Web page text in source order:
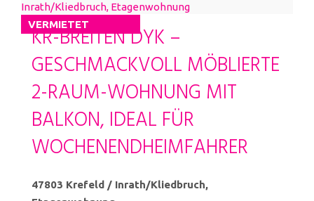
VERMIETET
KR-BREITEN DYK –
GESCHMACKVOLL MÖBLIERTE
2-RAUM-WOHNUNG MIT
BALKON, IDEAL FÜR
WOCHENENDHEIMFAHRER
47803 Krefeld / Inrath/Kliedbruch,